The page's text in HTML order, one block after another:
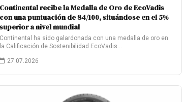
Continental recibe la Medalla de Oro de EcoVadis
con una puntuación de 84/100, situándose en el 5%
superior a nivel mundial
Continental ha sido galardonada con una medalla de oro en
la Calificación de Sostenibilidad EcoVadis…
27.07.2026